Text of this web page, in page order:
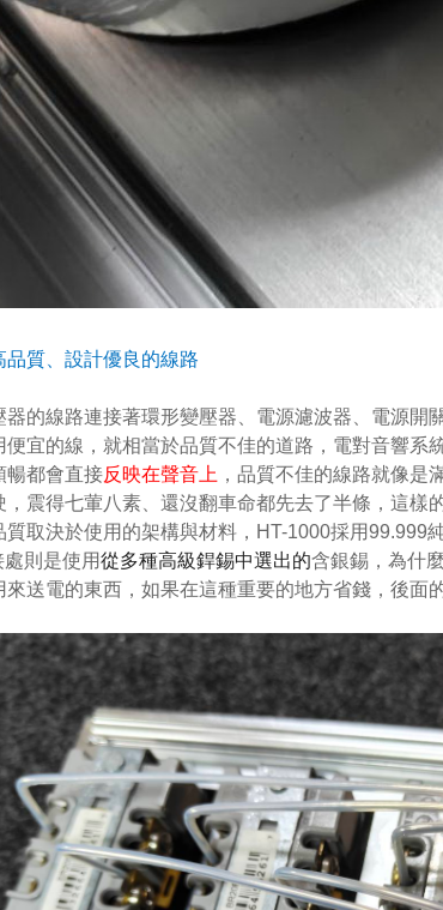
品質、設計優良的線路
器的線路連接著環形變壓器、電源濾波器、電源
便宜的線，就相當於品質不佳的道路，電對音響系
暢都會直接反映在聲音上 ，品質不佳的線路就像是
，震得七葷八素、還沒翻車命都先去了半條，這樣
質取決於使用的架構與材料，HT-1000採用99.999
則是使用從多種高級銲錫中選出的含銀錫，為什
來送電的東西，如果在這種重要的地方省錢，後面